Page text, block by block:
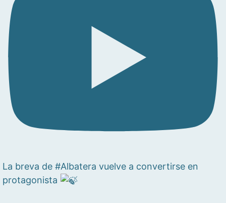
La breva de #Albatera vuelve a convertirse en
protagonista